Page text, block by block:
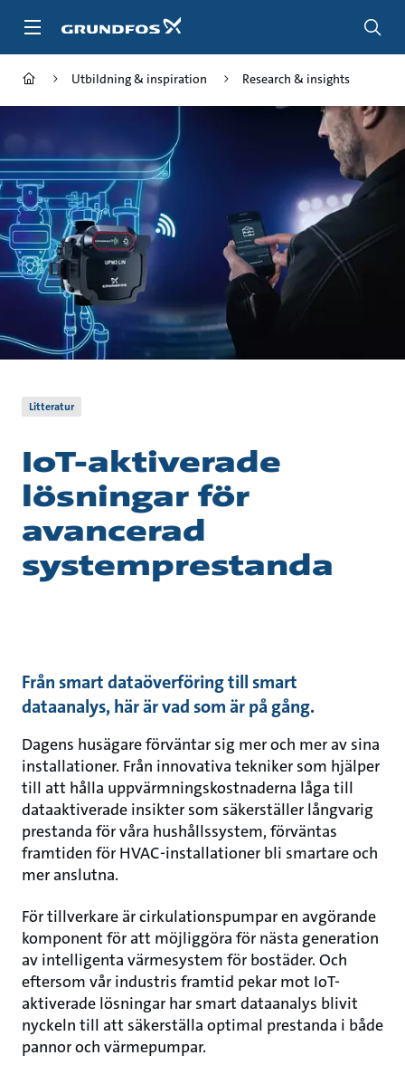
Utbildning & inspiration Research & insights
Litteratur
IoT-aktiverade
lösningar för
avancerad
systemprestanda
Från smart dataöverföring till smart
dataanalys, här är vad som är på gång.
Dagens husägare förväntar sig mer och mer av sina
installationer. Från innovativa tekniker som hjälper
till att hålla uppvärmningskostnaderna låga till
dataaktiverade insikter som säkerställer långvarig
prestanda för våra hushållssystem, förväntas
framtiden för HVAC-installationer bli smartare och
mer anslutna.
För tillverkare är cirkulationspumpar en avgörande
komponent för att möjliggöra för nästa generation
av intelligenta värmesystem för bostäder. Och
eftersom vår industris framtid pekar mot IoT-
aktiverade lösningar har smart dataanalys blivit
nyckeln till att säkerställa optimal prestanda i både
pannor och värmepumpar.